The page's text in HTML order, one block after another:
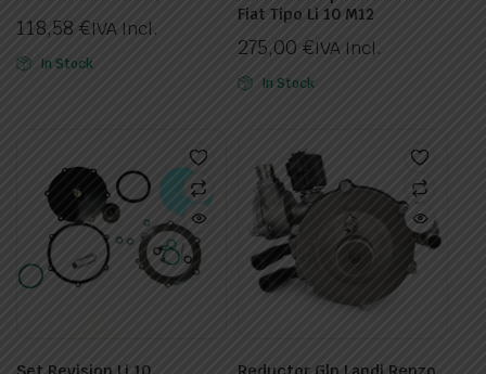
118,58 €IVA Incl.
In Stock
Fiat Tipo Li 10 M12
275,00 €IVA Incl.
In Stock